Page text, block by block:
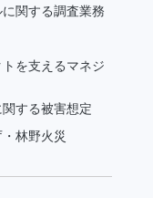
関する調査業務
を支えるマネジ
する被害想定
林野火災